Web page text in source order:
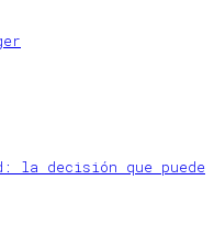
la decisión que puede